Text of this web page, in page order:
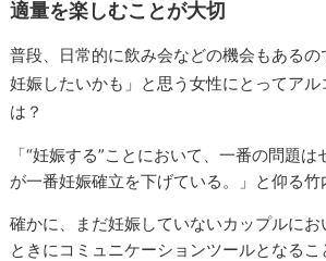
適量を楽しむことが大切
普段、日常的に飲み会などの機会もあるの
妊娠したいかも」と思う女性にとってアル
は？
「“妊娠する”ことにおいて、一番の問題
が一番妊娠確立を下げている。」と仰る竹
確かに、まだ妊娠していないカップルに
ときにコミュニケーションツールとなるこ